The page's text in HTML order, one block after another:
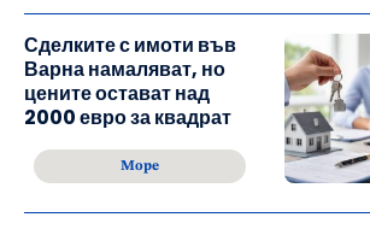
Сделките с имоти във
Варна намаляват, но
цените остават над
2000 евро за квадрат
Море